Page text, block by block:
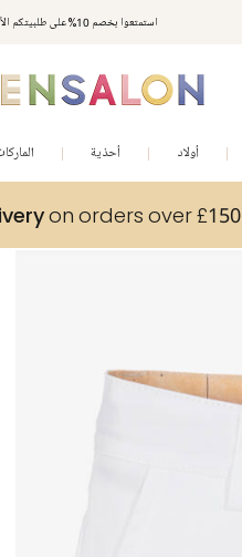
استمتعوا بخصم 10% على طلبيتكم الأولى كهدية ترحيب. سجلوا من هنا
أولاد أحذية
on orders over £150